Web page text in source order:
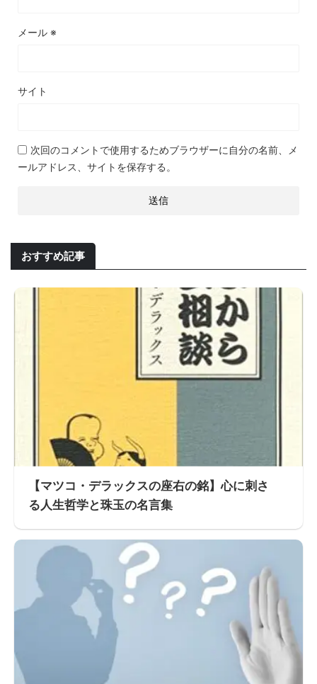
メール ※
サイト
次回のコメントで使用するためブラウザーに自分の名前、メ
ールアドレス、サイトを保存する。
おすすめ記事
【マツコ・デラックスの座右の銘】心に刺さ
る人生哲学と珠玉の名言集